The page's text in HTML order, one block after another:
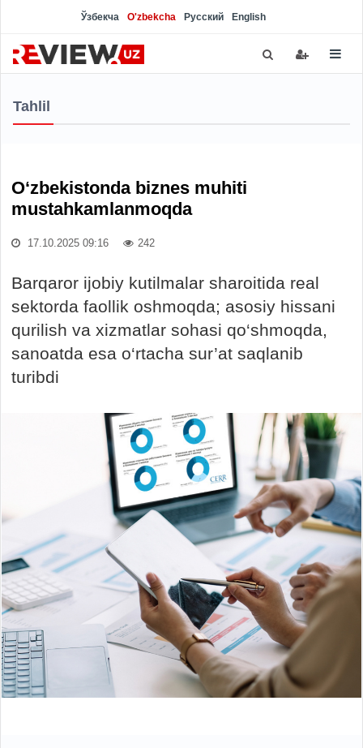
Ўзбекча O'zbekcha Русский English
Tahlil
O‘zbekistonda biznes muhiti
mustahkamlanmoqda
17.10.2025 09:16 242
Barqaror ijobiy kutilmalar sharoitida real
sektorda faollik oshmoqda; asosiy hissani
qurilish va xizmatlar sohasi qo‘shmoqda,
sanoatda esa o‘rtacha sur’at saqlanib
turibdi